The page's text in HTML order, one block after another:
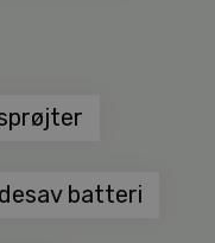
batteri